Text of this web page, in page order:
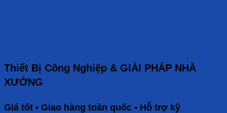
Thiết Bị Công Nghiệp & GIẢI PHÁP NHÀ
XƯỞNG
Giá tốt • Giao hàng toàn quốc • Hỗ trợ kỹ